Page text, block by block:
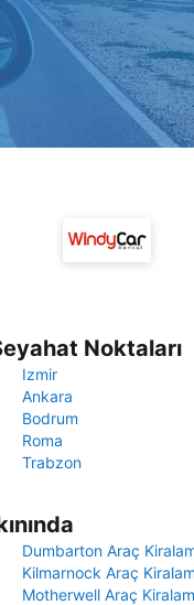
Noktaları
Izmir
Ankara
Bodrum
Roma
Trabzon
Dumbarton Araç
Kilmarnock Araç
Motherwell Araç